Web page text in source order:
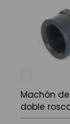
Machón
doble